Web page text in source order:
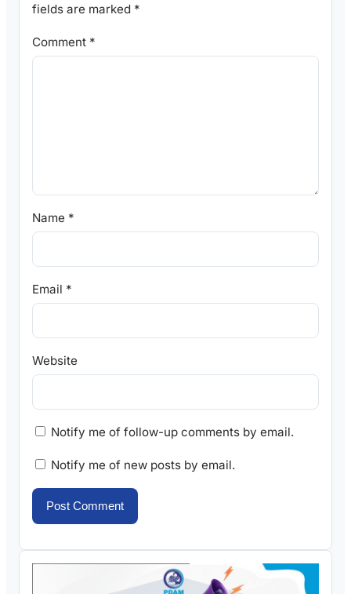
fields are marked *
Comment *
Name *
Email *
Website
Notify me of follow-up comments by email.
Notify me of new posts by email.